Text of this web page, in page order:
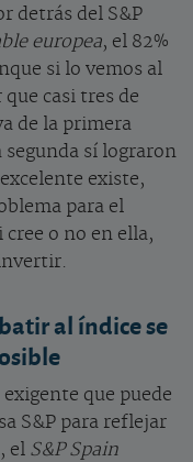
detrás del S&P
europea, el 82%
si lo vemos al
casi tres de
de la primera
segunda sí lograron
existe,
para el
o no en ella,
al índice se
que puede
S&P para reflejar
el S&P Spain